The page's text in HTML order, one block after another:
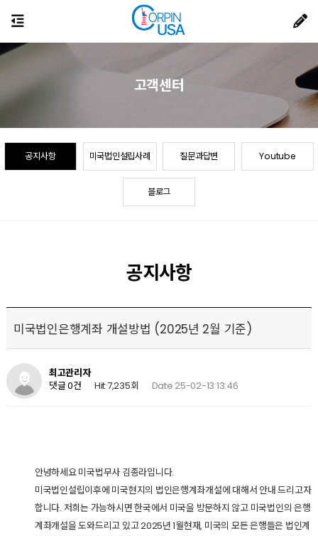
공지사항 미국법인설립사례 질문과답변 Youtube
블로그
고객센터
공지사항
미국법인은행계좌 개설방법 (2025년 2월 기준)
최고관리자
댓글 0건
Hit 7,235회 Date 25-02-13 13:46
안녕하세요 미국법무사 김종라입니다.
미국법인설립이후에 미국현지의 법인은행계좌개설에 대해서 안내 드리고자
합니다. 저희는 가능하시면 한국에서 미국을 방문하지 않고 미국법인의 은행
계좌개설을 도와드리고 있고 2025년 1월현재, 미국의 모든 은행들은 법인계